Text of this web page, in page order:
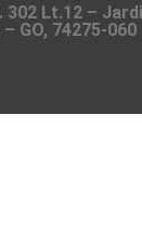
302 Lt.12 –
GO, 74275-060